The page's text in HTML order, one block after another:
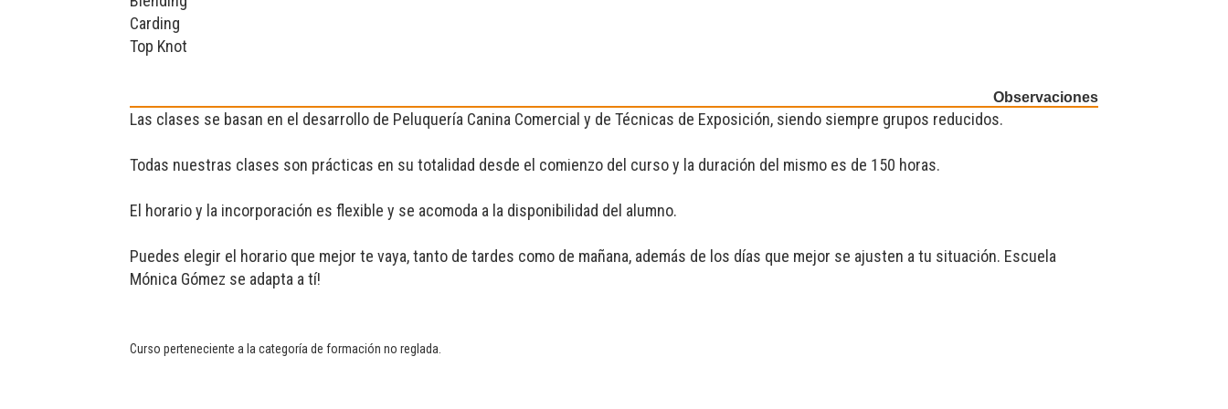
Carding
Top Knot
Observaciones
Las clases se basan en el desarrollo de Peluquería Canina Comercial y de Técnicas de Exposición, siendo siempre grupos reducidos.
Todas nuestras clases son prácticas en su totalidad desde el comienzo del curso y la duración del mismo es de 150 horas.
El horario y la incorporación es flexible y se acomoda a la disponibilidad del alumno.
Puedes elegir el horario que mejor te vaya, tanto de tardes como de mañana, además de los días que mejor se ajusten a tu situación. Escuela
Mónica Gómez se adapta a tí!
Curso perteneciente a la categoría de formación no reglada.